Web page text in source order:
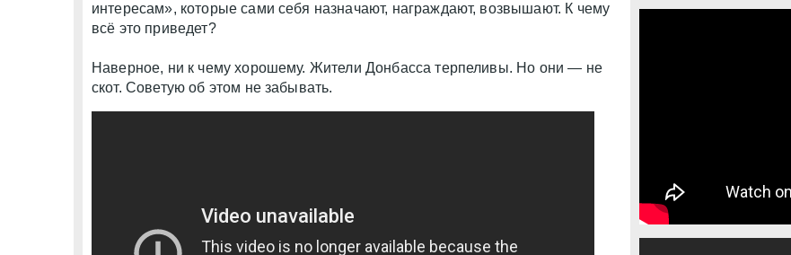
интересам», которые сами себя назначают, награждают, возвышают. К чему
всё это приведет?
Наверное, ни к чему хорошему. Жители Донбасса терпеливы. Но они — не
скот. Советую об этом не забывать.